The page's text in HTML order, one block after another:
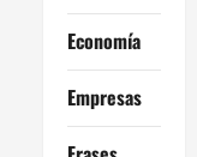
Economía
Empresas